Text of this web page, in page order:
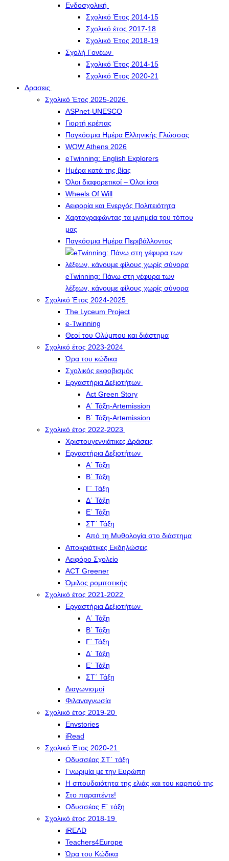
Ενδοσχολική
Σχολικό Έτος 2014-15
Σχολικό έτος 2017-18
Σχολικό Έτος 2018-19
Σχολή Γονέων
Σχολικό Έτος 2014-15
Σχολικό Έτος 2020-21
Δρασεις
Σχολικό Έτος 2025-2026
ASPnet-UNESCO
Γιορτή κρέπας
Παγκόσμια Ημέρα Ελληνικής Γλώσσας
WOW Athens 2026
eTwinning: English Explorers
Ημέρα κατά της βίας
Όλοι διαφορετικοί – Όλοι ίσοι
Wheels Of Will
Αειφορία και Ενεργός Πολιτειότητα
Χαρτογραφώντας τα μνημεία του τόπου
μας
Παγκόσμια Ημέρα Περιβάλλοντος
eTwinning: Πάνω στη γέφυρα των
λέξεων, κάνουμε φίλους χωρίς σύνορα
Σχολικό Έτος 2024-2025
The Lyceum Project
e-Twinning
Θεοί του Ολύμπου και διάστημα
Σχολικό έτος 2023-2024
Ώρα του κώδικα
Σχολικός εκφοβισμός
Εργαστήρια Δεξιοτήτων
Act Green Story
Α΄ Τάξη-Artemission
Β΄ Τάξη-Artemission
Σχολικό έτος 2022-2023
Χριστουγεννιάτικες Δράσεις
Εργαστήρια Δεξιοτήτων
Α΄ Τάξη
Β΄ Τάξη
Γ΄ Τάξη
Δ΄ Τάξη
Ε΄ Τάξη
ΣΤ΄ Τάξη
Από τη Μυθολογία στο διάστημα
Αποκριάτικες Εκδηλώσεις
Αειφόρο Σχολείο
ACT Greener
Όμιλος ρομποτικής
Σχολικό έτος 2021-2022
Εργαστήρια Δεξιοτήτων
Α΄ Τάξη
Β΄ Τάξη
Γ΄ Τάξη
Δ΄ Τάξη
Ε΄ Τάξη
ΣΤ΄ Τάξη
Διαγωνισμοί
Φιλαναγνωσία
Σχολικό έτος 2019-20
Envstories
iRead
Σχολικό Έτος 2020-21
Οδυσσέας ΣΤ΄ τάξη
Γνωριμία με την Ευρώπη
Η σπουδαιότητα της ελιάς και του καρπού της
Στο παραπέντε!
Οδυσσέας Ε΄ τάξη
Σχολικό έτος 2018-19
iREAD
Teachers4Europe
Ώρα του Κώδικα